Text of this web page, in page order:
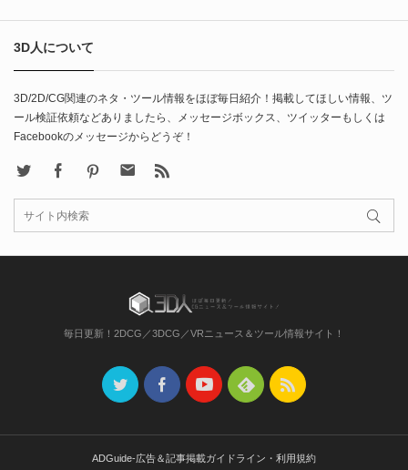
3D人について
3D/2D/CG関連のネタ・ツール情報をほぼ毎日紹介！掲載してほしい情報、ツ
ール検証依頼などありましたら、メッセージボックス、ツイッターもしくは
Facebookのメッセージからどうぞ！
FacebookPinterest Contact
毎日更新！2DCG／3DCG／VRニュース＆ツール情報サイト！
ADGuide-広告＆記事掲載ガイドライン・利用規約